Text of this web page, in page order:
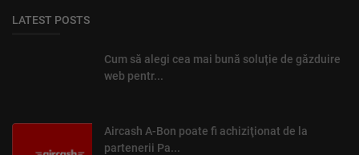
LATEST POSTS
Cum să alegi cea mai bună soluție de găzduire
web pentr...
Aircash A-Bon poate fi achiziţionat de la
partenerii Pa...